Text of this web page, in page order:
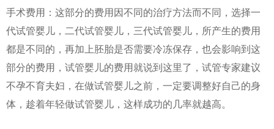
手术费用：这部分的费用因不同的治疗方法而不同，选择一
代试管婴儿，二代试管婴儿，三代试管婴儿，所产生的费用
都是不同的，再加上胚胎是否需要冷冻保存，也会影响到这
部分的费用，试管婴儿的费用就说到这里了，试管专家建议
不孕不育夫妇，在做试管婴儿之前，一定要调整好自己的身
体，趁着年轻做试管婴儿，这样成功的几率就越高。